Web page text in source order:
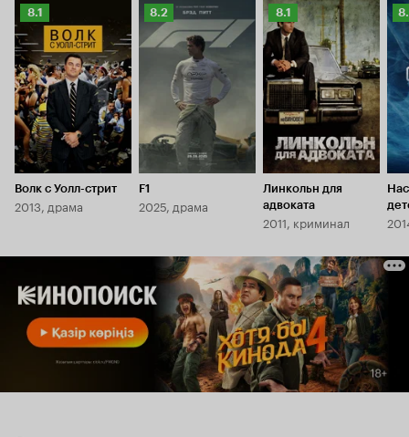
Рейтинг
Кинопоиска
8.1
8.1
Волк с Уолл-стрит
2013, драма
Рейтинг
Кинопоиска
8.2
8.2
F1
2025, драма
Рейтинг
Кинопоиска
8.1
8.1
Линкольн для
адвоката
2011, криминал